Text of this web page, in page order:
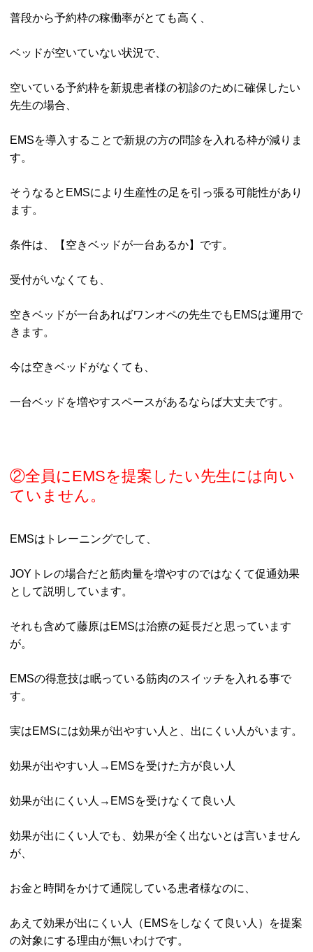
普段から予約枠の稼働率がとても高く、
ベッドが空いていない状況で、
空いている予約枠を新規患者様の初診のために確保したい
先生の場合、
EMSを導入することで新規の方の問診を入れる枠が減りま
す。
そうなるとEMSにより生産性の足を引っ張る可能性があり
ます。
条件は、【空きベッドが一台あるか】です。
受付がいなくても、
空きベッドが一台あればワンオペの先生でもEMSは運用で
きます。
今は空きベッドがなくても、
一台ベッドを増やすスペースがあるならば大丈夫です。
②全員にEMSを提案したい先生には向い
ていません。
EMSはトレーニングでして、
JOYトレの場合だと筋肉量を増やすのではなくて促通効果
として説明しています。
それも含めて藤原はEMSは治療の延長だと思っています
が。
EMSの得意技は眠っている筋肉のスイッチを入れる事で
す。
実はEMSには効果が出やすい人と、出にくい人がいます。
効果が出やすい人→EMSを受けた方が良い人
効果が出にくい人→EMSを受けなくて良い人
効果が出にくい人でも、効果が全く出ないとは言いません
が、
お金と時間をかけて通院している患者様なのに、
あえて効果が出にくい人（EMSをしなくて良い人）を提案
の対象にする理由が無いわけです。